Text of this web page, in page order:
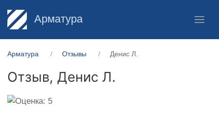
Арматура
Арматура Отзывы Денис Л.
Отзыв, Денис Л.